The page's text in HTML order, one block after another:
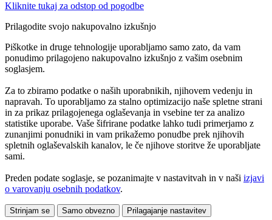
Kliknite tukaj za odstop od pogodbe
Prilagodite svojo nakupovalno izkušnjo
Piškotke in druge tehnologije uporabljamo samo zato, da vam
ponudimo prilagojeno nakupovalno izkušnjo z vašim osebnim
soglasjem.
Za to zbiramo podatke o naših uporabnikih, njihovem vedenju in
napravah. To uporabljamo za stalno optimizacijo naše spletne strani
in za prikaz prilagojenega oglaševanja in vsebine ter za analizo
statistike uporabe. Vaše šifrirane podatke lahko tudi primerjamo z
zunanjimi ponudniki in vam prikažemo ponudbe prek njihovih
spletnih oglaševalskih kanalov, le če njihove storitve že uporabljate
sami.
Preden podate soglasje, se pozanimajte v nastavitvah in v naši izjavi
o varovanju osebnih podatkov.
Strinjam se Samo obvezno Prilagajanje nastavitev